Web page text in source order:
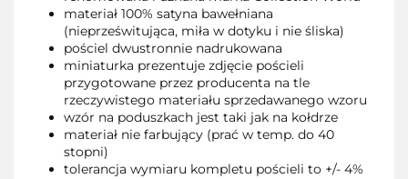
materiał 100% satyna bawełniana
(nieprześwitująca, miła w dotyku i nie śliska)
pościel dwustronnie nadrukowana
miniaturka prezentuje zdjęcie pościeli
przygotowane przez producenta na tle
rzeczywistego materiału sprzedawanego wzoru
wzór na poduszkach jest taki jak na kołdrze
materiał nie farbujący (prać w temp. do 40
stopni)
tolerancja wymiaru kompletu pościeli to +/- 4%